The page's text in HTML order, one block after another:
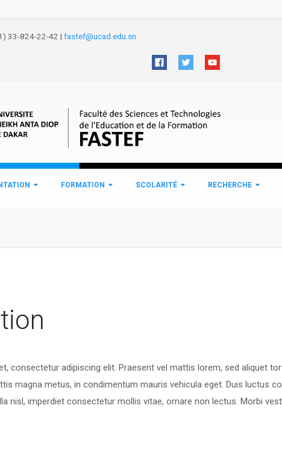
33-824-22-42 | fastef@ucad.edu.sn
FORMATION SCOLARITÉ RECHERCHE
consectetur adipiscing elit. Praesent vel mattis lorem, sed aliquet
magna metus, in condimentum mauris vehicula eget. Duis luctus
nisl, imperdiet consectetur mollis vitae, ornare non lectus. Morbi